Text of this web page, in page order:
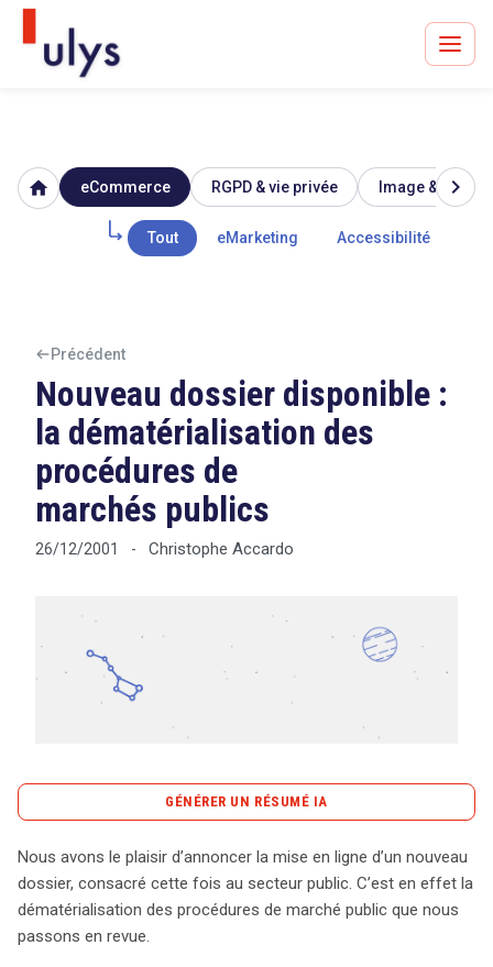
Avocats à Paris & Bruxelles
Leader en droit de l'innovation depuis 30 ans
Tout sur le RGPD
Rechercher
CONTACT
home eCommerce RGPD & vie privée Image &
Tout eMarketing Accessibilité
chevron_right
Précédent
Nouveau dossier disponible :
la dématérialisation des
procédures de
marchés publics
26/12/2001 - Christophe Accardo
GÉNÉRER UN RÉSUMÉ IA
La dématérialisation des procédures de passation de
marchés publics représente une avancée significative
pour le secteur public, en phase avec l’évolution des
Nous avons le plaisir d’annoncer la mise en ligne d’un nouveau
dossier, consacré cette fois au secteur public. C’est en effet la
dématérialisation des procédures de marché public que nous
passons en revue.